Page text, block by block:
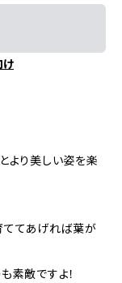
け
より美しい姿を楽
ててあげれば葉が
素敵ですよ！